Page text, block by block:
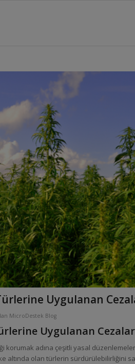
Uygulanan
MicroDestek Blog
Uygulanan Cezalar
adına çeşitli yasal düzenlemeler
altında olan türlerin sürdürülebilirliğini